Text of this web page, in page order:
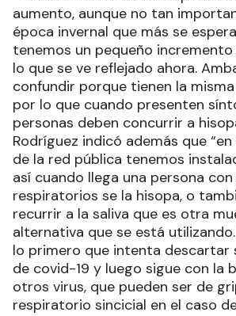
aumento, aunque no tan
época invernal que más se
tenemos un pequeño
lo que se ve reflejado ahora.
confundir porque tienen la
por lo que cuando presenten
personas deben concurrir a
Rodríguez indicó además que
de la red pública tenemos
así cuando llega una persona
respiratorios se la hisopa, o
recurrir a la saliva que es otra
alternativa que se está
lo primero que intenta descartar
de covid-19 y luego sigue con la
otros virus, que pueden ser de
respiratorio sincicial en el caso